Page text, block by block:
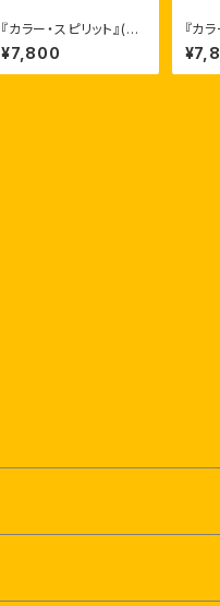
『カラー・スピリット』(チ
ェリー） アーティスト：
マイケル・コリア
¥7,800
『カ
ット
ト：マ